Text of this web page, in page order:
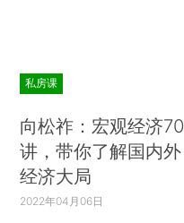
私房课
向松祚：宏观经济70
讲，带你了解国内外
经济大局
2022年04月06日